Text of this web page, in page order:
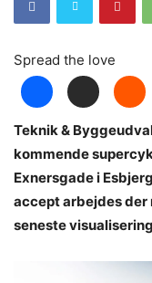
Spread the love
Teknik &
kommende
Exnersgade i
accept arbejdes der
seneste